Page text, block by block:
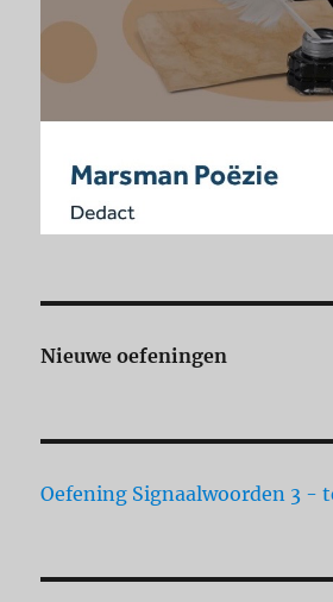
Nieuwe oefeningen
Oefening Signaalwoorden 3 -